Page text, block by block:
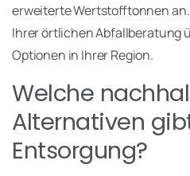
erweiterte Wertstofftonnen
Ihrer örtlichen Abfallberatung
Optionen in Ihrer Region.
Welche
Alternativen
Entsorgung?